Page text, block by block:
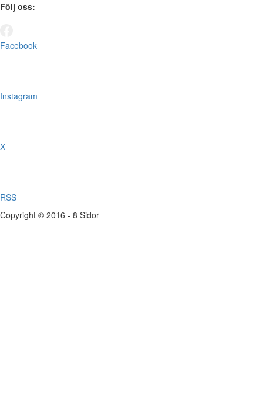
Följ oss:
Facebook
Instagram
X
RSS
Copyright © 2016 - 8 Sidor